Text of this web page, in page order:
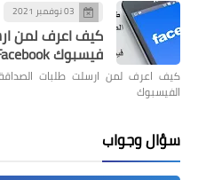
03 نوفمبر 2021
كيف اعرف لمن
فيسبوك Facebook
الفيسبوك
سؤال وجواب